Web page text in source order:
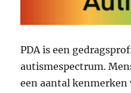
PDA is een
autismespectrum.
een aantal kenmerken